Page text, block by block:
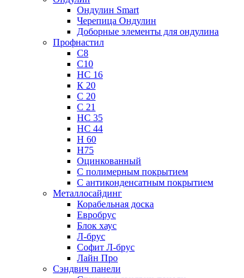
Ондулин Smart
Черепица Ондулин
Доборные элементы для ондулина
Профнастил
С8
С10
НС 16
К 20
С 20
С 21
НС 35
НС 44
Н 60
Н75
Оцинкованный
С полимерным покрытием
С антиконденсатным покрытием
Металлосайдинг
Корабельная доска
Евробрус
Блок хаус
Л-брус
Софит Л-брус
Лайн Про
Сэндвич панели